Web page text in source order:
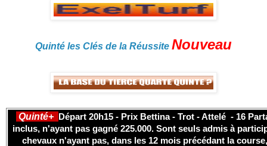
Quinté les Clés de la Réussite Nouveau
Quinté+ Départ 20h15 - Prix Bettina - Trot - Attelé - 16
inclus, n'ayant pas gagné 225.000. Sont seuls admis à
chevaux n'ayant pas, dans les 12 mois précédant la